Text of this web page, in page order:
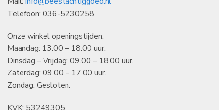
Telefoon: 036-5230258
Onze winkel openingstijden:
Maandag: 13.00 – 18.00 uur.
Dinsdag – Vrijdag: 09.00 – 18.00 uur.
Zaterdag: 09.00 – 17.00 uur.
Zondag: Gesloten.
KVK: 53249305